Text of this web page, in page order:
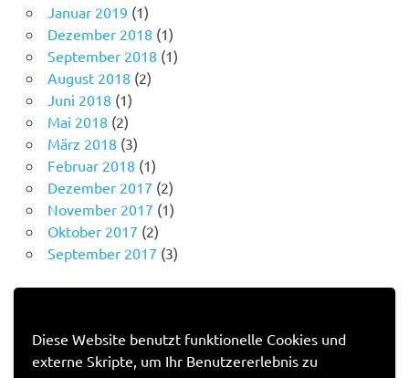
Diese Website benutzt funktionelle Cookies und
externe Skripte, um Ihr Benutzererlebnis zu
Januar 2019 (1)
Dezember 2018 (1)
September 2018 (1)
August 2018 (2)
Juni 2018 (1)
Mai 2018 (2)
März 2018 (3)
Februar 2018 (1)
Dezember 2017 (2)
November 2017 (1)
Oktober 2017 (2)
September 2017 (3)
Impressum